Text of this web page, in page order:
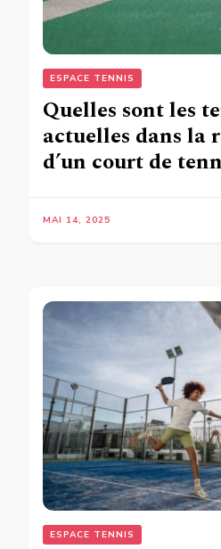
ESPACE TENNIS
Quelles sont les
actuelles dans la
d’un court de
MAI 14, 2025
ESPACE TENNIS